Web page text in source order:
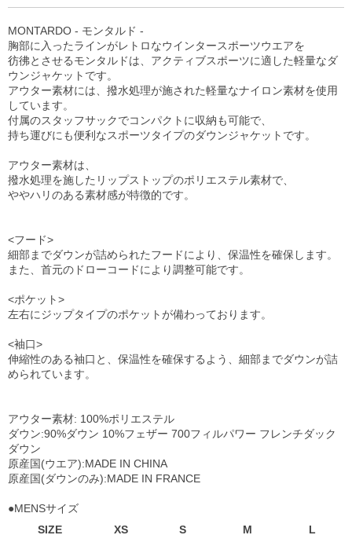
MONTARDO - モンタルド -
胸部に入ったラインがレトロなウインタースポーツウエアを
彷彿とさせるモンタルドは、アクティブスポーツに適した軽量なダ
ウンジャケットです。
アウター素材には、撥水処理が施された軽量なナイロン素材を使用
しています。
付属のスタッフサックでコンパクトに収納も可能で、
持ち運びにも便利なスポーツタイプのダウンジャケットです。
アウター素材は、
撥水処理を施したリップストップのポリエステル素材で、
ややハリのある素材感が特徴的です。
<フード>
細部までダウンが詰められたフードにより、保温性を確保します。
また、首元のドローコードにより調整可能です。
<ポケット>
左右にジップタイプのポケットが備わっております。
<袖口>
伸縮性のある袖口と、保温性を確保するよう、細部までダウンが詰
められています。
アウター素材: 100%ポリエステル
ダウン:90%ダウン 10%フェザー 700フィルパワー フレンチダック
ダウン
原産国(ウエア):MADE IN CHINA
原産国(ダウンのみ):MADE IN FRANCE
●MENSサイズ
SIZE
XS S M L